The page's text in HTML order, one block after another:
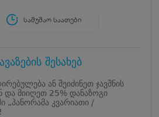
სამუშაო საათები
შესახებ
ან შეიძინეთ ჯავშნის
და მიიღეთ 25% დანაზოგი
„პანორამა კვარიათი /